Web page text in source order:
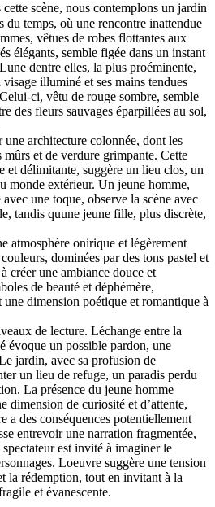
cette scène, nous contemplons un jardin
du temps, où une rencontre inattendue
vêtues de robes flottantes aux
élégants, semble figée dans un instant
dentre elles, la plus proéminente,
illuminé et ses mains tendues
ci, vêtu de rouge sombre, semble
des fleurs sauvages éparpillées au sol,
architecture colonnée, dont les
mûrs et de verdure grimpante. Cette
et délimitante, suggère un lieu clos, un
monde extérieur. Un jeune homme,
une toque, observe la scène avec
tandis quune jeune fille, plus discrète,
atmosphère onirique et légèrement
dominées par des tons pastel et
créer une ambiance douce et
de beauté et déphémère,
dimension poétique et romantique à
de lecture. Léchange entre la
évoque un possible pardon, une
jardin, avec sa profusion de
un lieu de refuge, un paradis perdu
La présence du jeune homme
dimension de curiosité et d’attente,
a des conséquences potentiellement
entrevoir une narration fragmentée,
est invité à imaginer le
Loeuvre suggère une tension
la rédemption, tout en invitant à la
et évanescente.